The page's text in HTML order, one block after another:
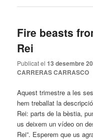
Fire beasts
Rei
Publicat el13 desembre
CARRERAS CARRASCO
Aquest trimestre a les
hem treballat la
Rei: parts de la bèstia,
us deixem un vídeo on
Rei”. Esperem que us